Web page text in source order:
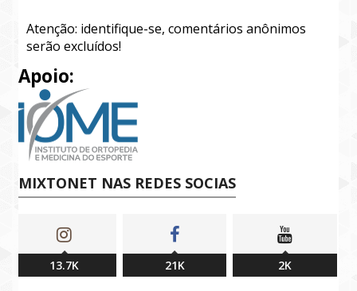
Atenção: identifique-se, comentários anônimos
serão excluídos!
Apoio:
MIXTONET NAS REDES SOCIAS
13.7K 21K 2K